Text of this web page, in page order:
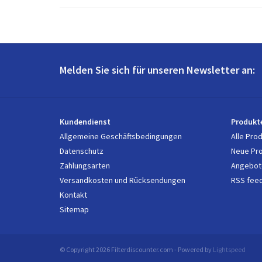
Melden Sie sich für unseren Newsletter an:
Kundendienst
Allgemeine Geschäftsbedingungen
Datenschutz
Zahlungsarten
Versandkosten und Rücksendungen
Kontakt
Sitemap
Alle
Neue
RSS
© Copyright 2026 Filterdiscounter.com - Powered by Lightspeed